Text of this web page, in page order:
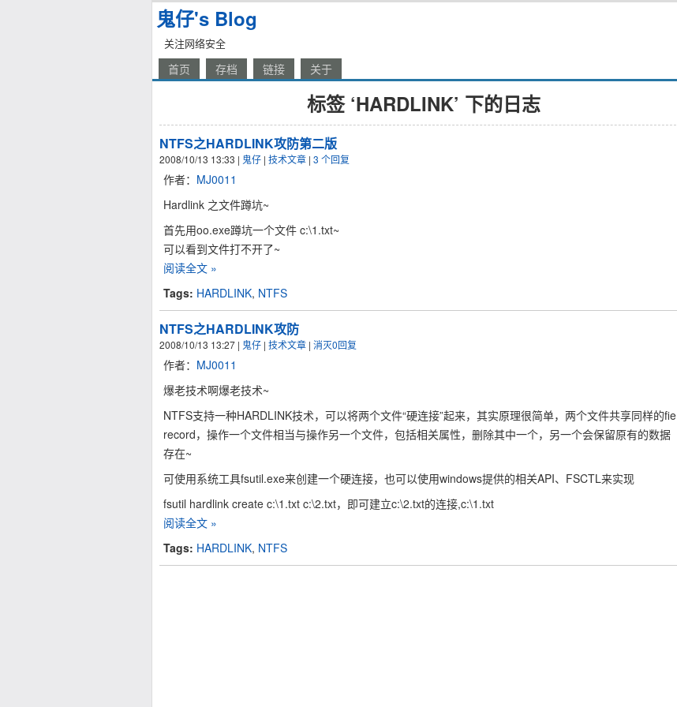
鬼仔's Blog
关注网络安全
首页 存档 链接 关于
标签 ‘HARDLINK’ 下的日志
NTFS之HARDLINK攻防第二版
2008/10/13 13:33 | 鬼仔 | 技术文章 | 3 个回复
作者： MJ0011
Hardlink 之文件蹲坑~
首先用oo.exe蹲坑一个文件 c:\1.txt~
可以看到文件打不开了~
阅读全文 »
Tags: HARDLINK, NTFS
NTFS之HARDLINK攻防
2008/10/13 13:27 | 鬼仔 | 技术文章 | 消灭0回复
作者： MJ0011
爆老技术啊爆老技术~
NTFS支持一种HARDLINK技术，可以将两个文件“硬连接”起来，其实原理很简单，两个文件共享同样的fie
record，操作一个文件相当与操作另一个文件，包括相关属性，删除其中一个，另一个会保留原有的数据
存在~
可使用系统工具fsutil.exe来创建一个硬连接，也可以使用windows提供的相关API、FSCTL来实现
fsutil hardlink create c:\1.txt c:\2.txt，即可建立c:\2.txt的连接,c:\1.txt
阅读全文 »
Tags: HARDLINK, NTFS